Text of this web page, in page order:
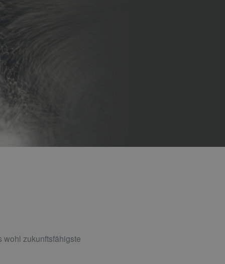
wohl zukunftsfähigste